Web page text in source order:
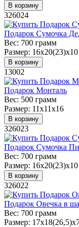
В корзину
326024
Подарок Сумочка
Вес: 700 грамм
Размер: 16х20(23)х10
В корзину
13002
Подарок Монталь
Вес: 500 грамм
Размер: 11х11х16
В корзину
326023
Подарок Сумочка
Вес: 700 грамм
Размер: 16х20(23)х10
В корзину
326022
Подарок Овечка в
Вес: 700 грамм
Размер: